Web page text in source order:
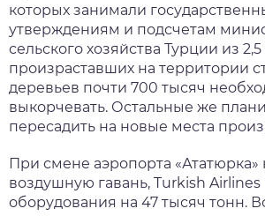
которых занимали
утверждениям и подсчетам
сельского хозяйства Турции из
произраставших на территории
деревьев почти 700 тысяч
выкорчевать. Остальные же
пересадить на новые места
При смене аэропорта «Ататюрка»
воздушную гавань, Turkish Airlines
оборудования на 47 тысяч тонн.